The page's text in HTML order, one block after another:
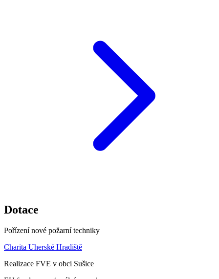
Dotace
Pořízení nové požarní techniky
Charita Uherské Hradiště
Realizace FVE v obci Sušice